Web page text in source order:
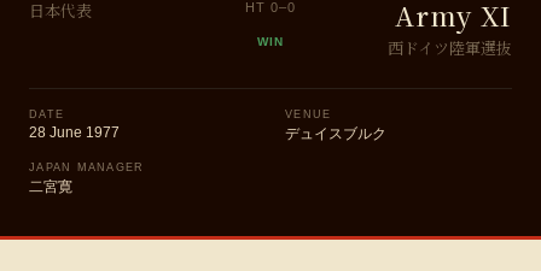
日本代表 HT 0–0
WIN
Army XI
西ドイツ陸軍選抜
DATE
28 June 1977
VENUE
デュイスブルク
JAPAN MANAGER
二宮寛